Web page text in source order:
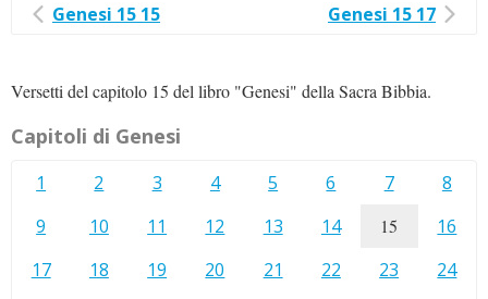
Genesi 15 15 Genesi 15 17
Versetti del capitolo 15 del libro "Genesi" della Sacra Bibbia.
Capitoli di Genesi
1 2 3 4 5 6 7
8
9
10 11 12 13 14 15
16
17
18 19 20 21 22 23
24